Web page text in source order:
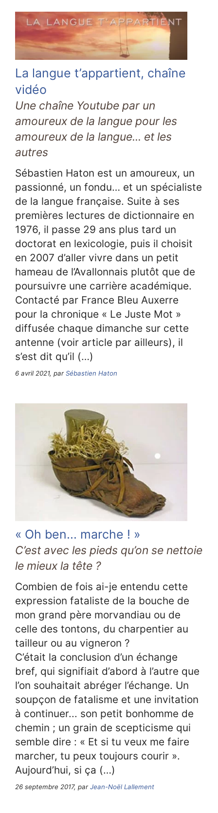
La langue t’appartient, chaîne
vidéo
Une chaîne Youtube par un
amoureux de la langue pour les
amoureux de la langue... et les
autres
Sébastien Haton est un amoureux, un
passionné, un fondu… et un spécialiste
de la langue française. Suite à ses
premières lectures de dictionnaire en
1976, il passe 29 ans plus tard un
doctorat en lexicologie, puis il choisit
en 2007 d’aller vivre dans un petit
hameau de l’Avallonnais plutôt que de
poursuivre une carrière académique.
Contacté par France Bleu Auxerre
pour la chronique « Le Juste Mot »
diffusée chaque dimanche sur cette
antenne (voir article par ailleurs), il
s’est dit qu’il (…)
6 avril 2021, parSébastien Haton
« Oh ben... marche ! »
C’est avec les pieds qu’on se nettoie
le mieux la tête ?
Combien de fois ai-je entendu cette
expression fataliste de la bouche de
mon grand père morvandiau ou de
celle des tontons, du charpentier au
tailleur ou au vigneron ?
C’était la conclusion d’un échange
bref, qui signifiait d’abord à l’autre que
l’on souhaitait abréger l’échange. Un
soupçon de fatalisme et une invitation
à continuer... son petit bonhomme de
chemin ; un grain de scepticisme qui
semble dire : « Et si tu veux me faire
marcher, tu peux toujours courir ».
Aujourd’hui, si ça (…)
26 septembre 2017, parJean-Noël Lallement